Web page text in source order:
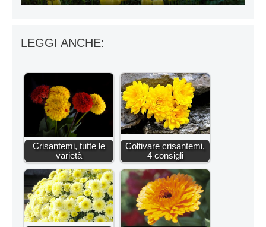
LEGGI ANCHE:
Crisantemi, tutte le
varietà
Coltivare crisantemi,
4 consigli